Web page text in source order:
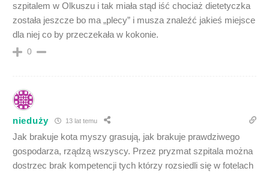
szpitalem w Olkuszu i tak miała stąd iść chociaż dietetyczka
została jeszcze bo ma „plecy” i musza znaleźć jakieś miejsce
dla niej co by przeczekała w kokonie.
0
nieduży 13 lat temu
Jak brakuje kota myszy grasują, jak brakuje prawdziwego
gospodarza, rządzą wszyscy. Przez pryzmat szpitala można
dostrzec brak kompetencji tych którzy rozsiedli się w fotelach